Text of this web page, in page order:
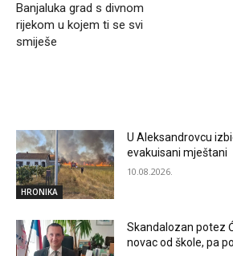
Banjaluka grad s divnom
rijekom u kojem ti se svi
smiješe
HRONIKA
U Aleksandrovcu
evakuisani mještani
10.08.2026.
Skandalozan potez
novac od škole, pa